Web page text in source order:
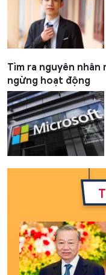
Tìm ra nguyên
ngừng hoạt động